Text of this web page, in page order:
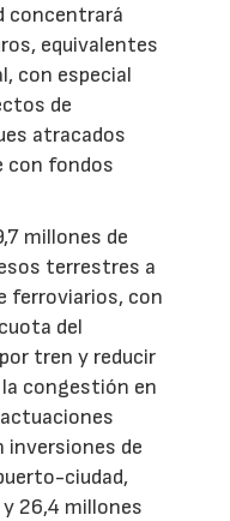
concentrará
equivalentes
con especial
de
atracados
con fondos
millones de
terrestres a
ferroviarios, con
del
tren y reducir
congestión en
inversiones de
ciudad,
26,4 millones